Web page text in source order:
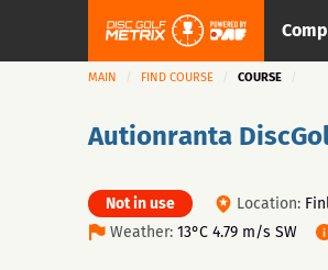
MAIN FIND COURSE COURSE
Autionranta
Not in use Location:
Weather: 13°C 4.79 m/s SW